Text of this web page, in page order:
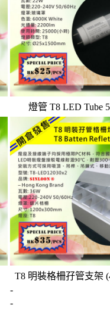
燈管 T8 LED Tube
T8 明裝格柵孖管支架
-
-